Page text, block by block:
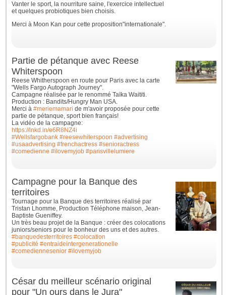
Vanter le sport, la nourriture saine, l'exercice intellectuel
et quelques probiotiques bien choisis.
Merci à Moon Kan pour cette proposition"internationale".
Partie de pétanque avec Reese
Whiterspoon
Reese Whitherspoon en route pour Paris avec la carte
"Wells Fargo Autograph Journey".
Campagne réalisée par le renommé Taïka Waititi.
Production : Bandits/Hungry Man USA.
Merci à#meriemamari de m'avoir proposée pour cette
partie de pétanque, sport bien français!
La vidéo de la campagne:
https://lnkd.in/e6R8NZ4i
#Wellsfargobank #reesewhiterspoon #advertising
#usaadvertising #frenchactress #senioractress
#comedienne #ilovemyjob #parisvillelumiere
Campagne pour la Banque des
territoires
Tournage pour la Banque des territoires réalisé par
Tristan Lhomme, Production Téléphone maison, Jean-
Baptiste Gueniffey.
Un très beau projet de la Banque : créer des colocations
juniors/seniors pour le bonheur des uns et des autres.
#banquedesterritoires #colocation
#publicité #entraideintergenerationelle
#comediennesenior #ilovemyjob
César du meilleur scénario original
pour "Un ours dans le Jura"